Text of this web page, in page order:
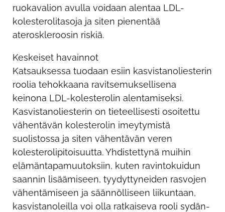
ruokavalion avulla voidaan alentaa LDL-
kolesterolitasoja ja siten pienentää
ateroskleroosin riskiä.
Keskeiset havainnot
Katsauksessa tuodaan esiin kasvistanoliesterin
roolia tehokkaana ravitsemuksellisena
keinona LDL-kolesterolin alentamiseksi.
Kasvistanoliesterin on tieteellisesti osoitettu
vähentävän kolesterolin imeytymistä
suolistossa ja siten vähentävän veren
kolesterolipitoisuutta. Yhdistettynä muihin
elämäntapamuutoksiin, kuten ravintokuidun
saannin lisäämiseen, tyydyttyneiden rasvojen
vähentämiseen ja säännölliseen liikuntaan,
kasvistanoleilla voi olla ratkaiseva rooli sydän-